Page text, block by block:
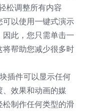
松调整所有内容
可以使用一键式演示
此，您只需单击一
帮助您减少很多时
插件可以显示任何
效果和动画的媒
制作任何类型的滑